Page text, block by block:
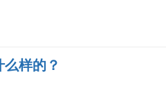
样的？